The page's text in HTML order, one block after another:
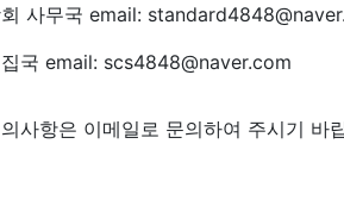
사무국 email:
국 email: scs4848@naver.com
사항은 이메일로 문의하여 주시기 바